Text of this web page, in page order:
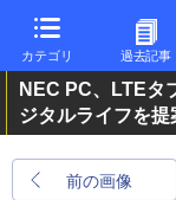
カテゴリ 過去記事
NEC PC、LTEタ
ジタルライフを提
前の画像